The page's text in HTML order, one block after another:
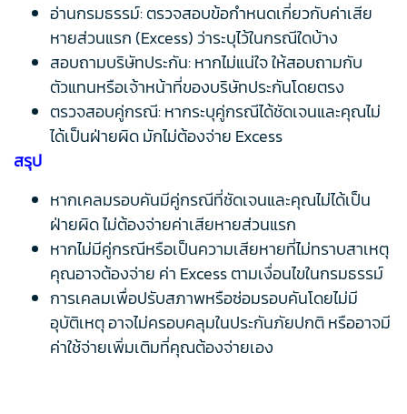
อ่านกรมธรรม์: ตรวจสอบข้อกำหนดเกี่ยวกับค่าเสีย
หายส่วนแรก (Excess) ว่าระบุไว้ในกรณีใดบ้าง
สอบถามบริษัทประกัน: หากไม่แน่ใจ ให้สอบถามกับ
ตัวแทนหรือเจ้าหน้าที่ของบริษัทประกันโดยตรง
ตรวจสอบคู่กรณี: หากระบุคู่กรณีได้ชัดเจนและคุณไม่
ได้เป็นฝ่ายผิด มักไม่ต้องจ่าย Excess
สรุป
หากเคลมรอบคันมีคู่กรณีที่ชัดเจนและคุณไม่ได้เป็น
ฝ่ายผิด ไม่ต้องจ่ายค่าเสียหายส่วนแรก
หากไม่มีคู่กรณีหรือเป็นความเสียหายที่ไม่ทราบสาเหตุ
คุณอาจต้องจ่าย ค่า Excess ตามเงื่อนไขในกรมธรรม์
การเคลมเพื่อปรับสภาพหรือซ่อมรอบคันโดยไม่มี
อุบัติเหตุ อาจไม่ครอบคลุมในประกันภัยปกติ หรืออาจมี
ค่าใช้จ่ายเพิ่มเติมที่คุณต้องจ่ายเอง